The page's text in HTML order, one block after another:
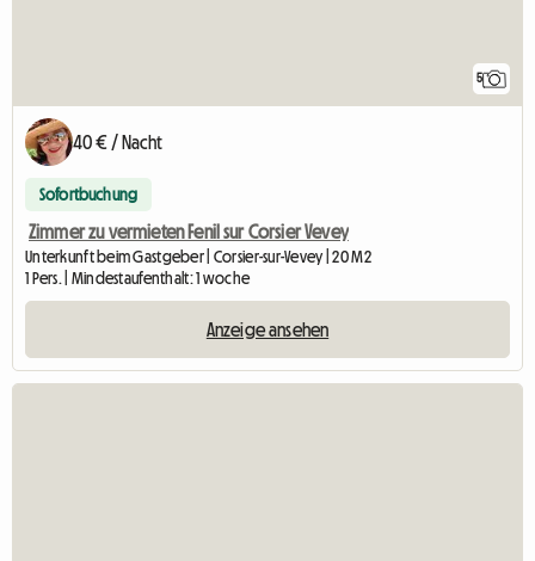
5
40 € / Nacht
Sofortbuchung
Zimmer zu vermieten Fenil sur Corsier Vevey
Unterkunft beim Gastgeber | Corsier-sur-Vevey | 20 M2
1 Pers. | Mindestaufenthalt: 1 woche
Anzeige ansehen